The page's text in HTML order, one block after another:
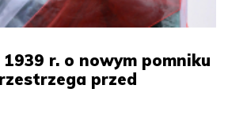
r. o nowym pomniku
przed